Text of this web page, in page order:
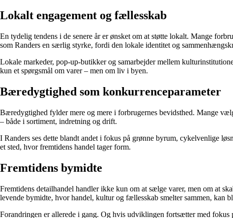
Lokalt engagement og fællesskab
En tydelig tendens i de senere år er ønsket om at støtte lokalt. Mange
som Randers en særlig styrke, fordi den lokale identitet og
Lokale markeder, pop-up-butikker og samarbejder mellem
kun et spørgsmål om varer – men om liv i byen.
Bæredygtighed som konkurrenceparameter
Bæredygtighed fylder mere og mere i forbrugernes bevidsthed. Mange
– både i sortiment, indretning og drift.
I Randers ses dette blandt andet i fokus på grønne byrum, cykelvenlige
et sted, hvor fremtidens handel tager form.
Fremtidens bymidte
Fremtidens detailhandel handler ikke kun om at sælge varer, men om at
levende bymidte, hvor handel, kultur og fællesskab smelter sammen, kan
Forandringen er allerede i gang. Og hvis udviklingen fortsætter med fokus